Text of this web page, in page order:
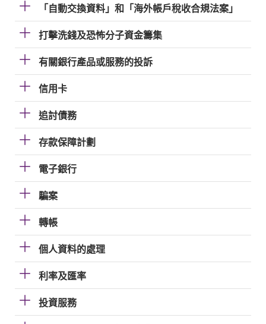
「自動交換資料」和「海外帳戶稅收合規法案」
打擊洗錢及恐怖分子資金籌集
有關銀行產品或服務的投訴
信用卡
追討債務
存款保障計劃
電子銀行
騙案
轉帳
個人資料的處理
利率及匯率
投資服務